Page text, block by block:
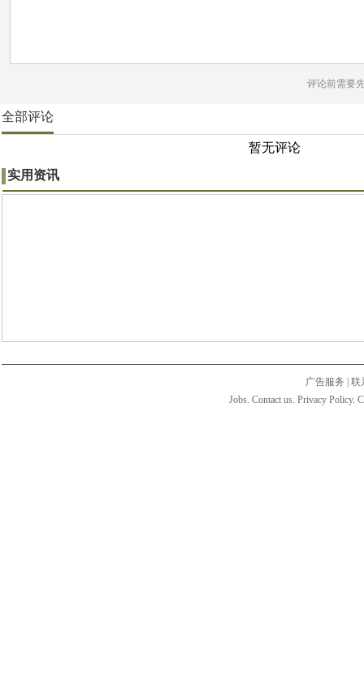
评论前需要
全部评论
暂无评论
实用资讯
广告服务
联
Jobs. Contact us. Privacy Policy.